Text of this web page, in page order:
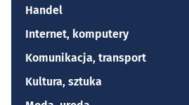
Handel
Internet, komputery
Komunikacja, transport
Kultura, sztuka